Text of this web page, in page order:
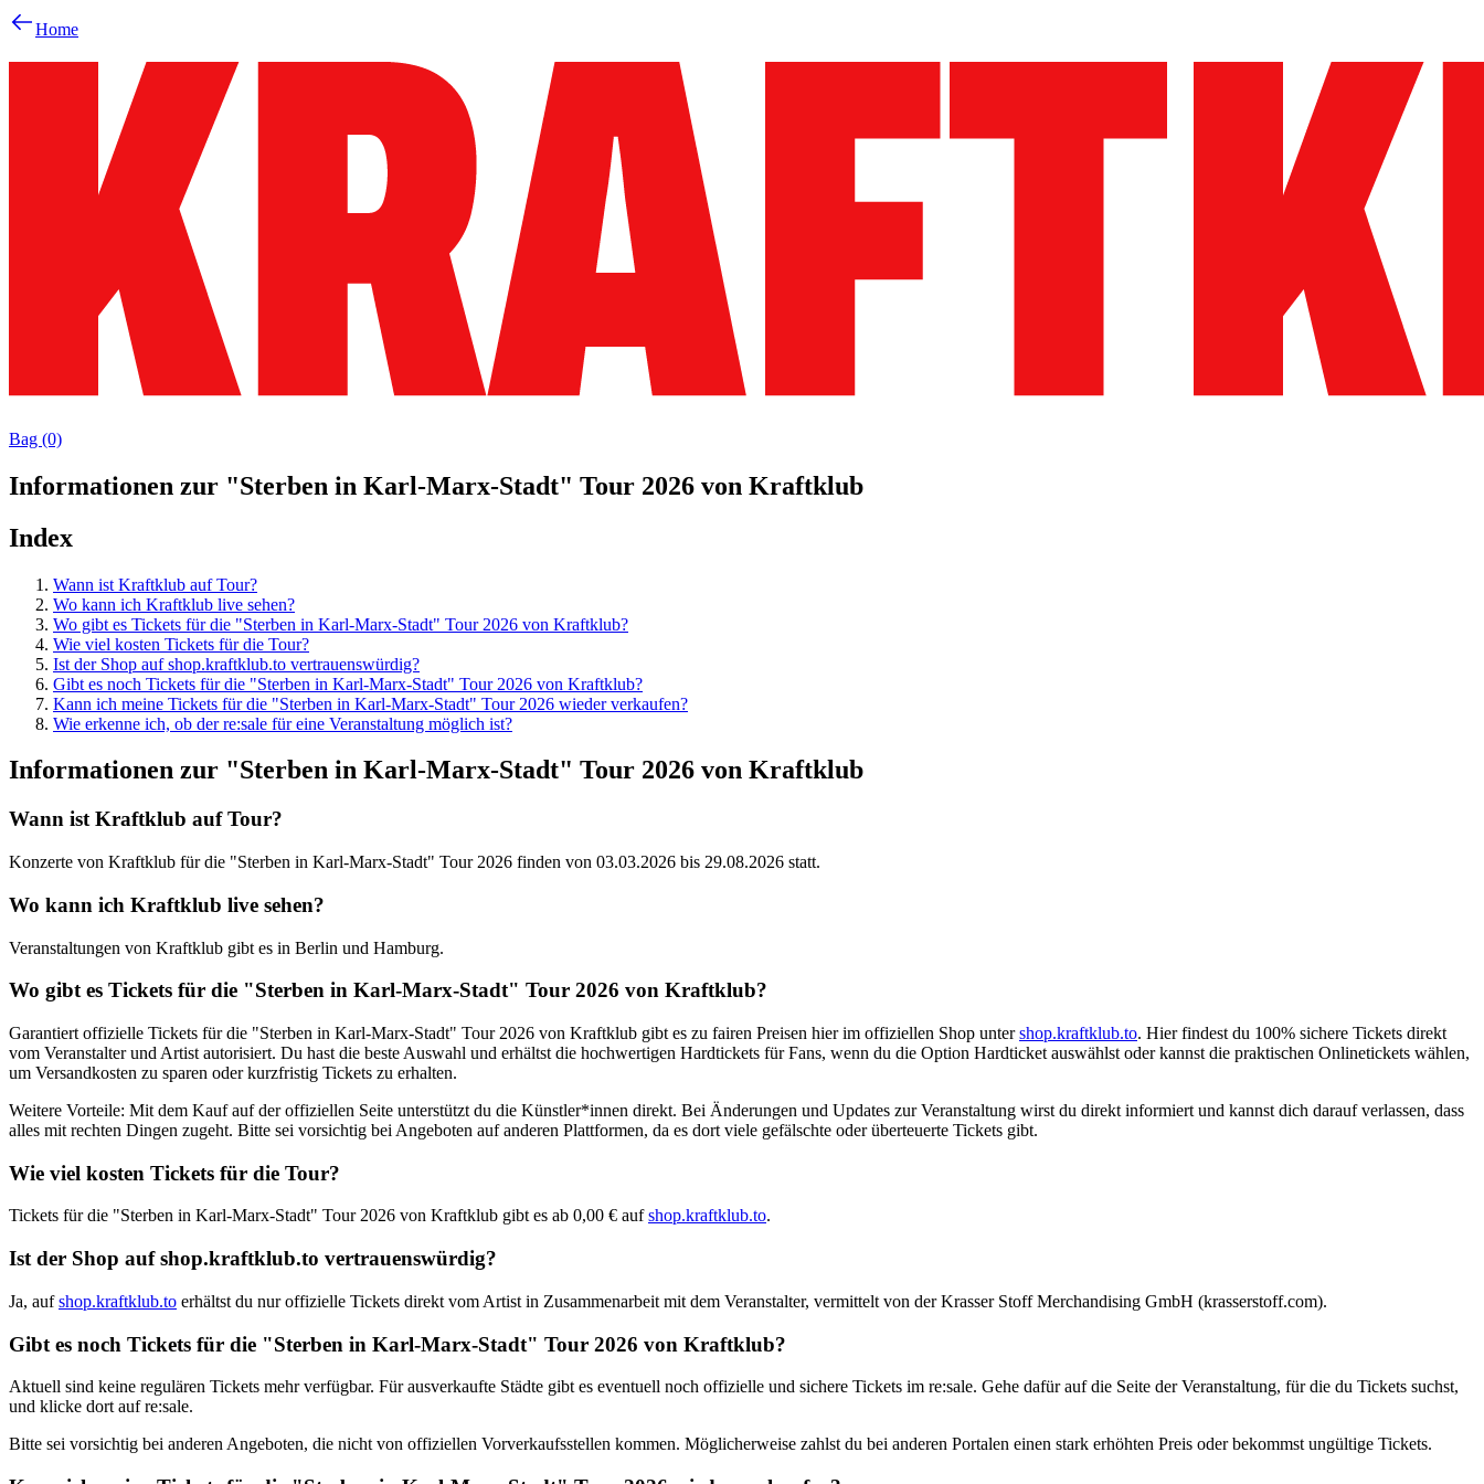
Home
Bag (0)
Informationen zur "Sterben in Karl-Marx-Stadt" Tour 2026 von Kraftklub
Index
Wann ist Kraftklub auf Tour?
Wo kann ich Kraftklub live sehen?
Wo gibt es Tickets für die "Sterben in Karl-Marx-Stadt" Tour 2026 von Kraftklub?
Wie viel kosten Tickets für die Tour?
Ist der Shop auf shop.kraftklub.to vertrauenswürdig?
Gibt es noch Tickets für die "Sterben in Karl-Marx-Stadt" Tour 2026 von Kraftklub?
Kann ich meine Tickets für die "Sterben in Karl-Marx-Stadt" Tour 2026 wieder verkaufen?
Wie erkenne ich, ob der re:sale für eine Veranstaltung möglich ist?
Informationen zur "Sterben in Karl-Marx-Stadt" Tour 2026 von Kraftklub
Wann istKraftklub auf Tour?
Konzerte von Kraftklub für die "Sterben in Karl-Marx-Stadt" Tour 2026 finden von 03.03.2026 bis 29.08.2026 statt.
Wo kann ich Kraftklub live sehen?
Veranstaltungen von Kraftklub gibt es in Berlin und Hamburg.
Wo gibt es Tickets für die "Sterben in Karl-Marx-Stadt" Tour 2026 von Kraftklub?
Garantiert offizielle Tickets für die "Sterben in Karl-Marx-Stadt" Tour 2026 von Kraftklub gibt es zu fairen Preisen hier im offiziellen Shop untershop.kraftklub.to. Hier findest du 100% sichere Tickets direkt
vom Veranstalter und Artist autorisiert. Du hast die beste Auswahl und erhältst die hochwertigen Hardtickets für Fans, wenn du die Option Hardticket auswählst oder kannst die praktischen Onlinetickets wählen,
um Versandkosten zu sparen oder kurzfristig Tickets zu erhalten.
Weitere Vorteile: Mit dem Kauf auf der offiziellen Seite unterstützt du die Künstler*innen direkt. Bei Änderungen und Updates zur Veranstaltung wirst du direkt informiert und kannst dich darauf verlassen, dass
alles mit rechten Dingen zugeht. Bitte sei vorsichtig bei Angeboten auf anderen Plattformen, da es dort viele gefälschte oder überteuerte Tickets gibt.
Wie viel kosten Tickets für die Tour?
Tickets für die "Sterben in Karl-Marx-Stadt" Tour 2026 von Kraftklub gibt es ab 0,00 € aufshop.kraftklub.to.
Ist der Shop aufshop.kraftklub.to vertrauenswürdig?
Ja, aufshop.kraftklub.to erhältst du nur offizielle Tickets direkt vom Artist in Zusammenarbeit mit dem Veranstalter, vermittelt von der Krasser Stoff Merchandising GmbH (krasserstoff.com).
Gibt es noch Tickets für die "Sterben in Karl-Marx-Stadt" Tour 2026 von Kraftklub?
Aktuell sind keine regulären Tickets mehr verfügbar. Für ausverkaufte Städte gibt es eventuell noch offizielle und sichere Tickets im re:sale. Gehe dafür auf die Seite der Veranstaltung, für die du Tickets suchst,
und klicke dort auf re:sale.
Bitte sei vorsichtig bei anderen Angeboten, die nicht von offiziellen Vorverkaufsstellen kommen. Möglicherweise zahlst du bei anderen Portalen einen stark erhöhten Preis oder bekommst ungültige Tickets.